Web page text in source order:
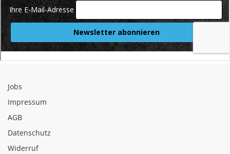
Jobs
Impressum
AGB
Datenschutz
Widerruf